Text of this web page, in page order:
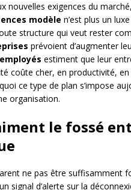
exigences du
modèle n’est plus un
structure qui veut rester
prévoient d’augmenter
estiment que leur
coûte cher, en productivité,
ce type de plan s’impose
organisation.
le fossé
ne pas être suffisamment
signal d’alerte sur la